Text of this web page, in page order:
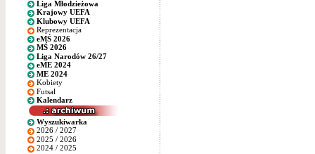
Liga Młodzieżowa
Krajowy UEFA
Klubowy UEFA
Reprezentacja
eMŚ 2026
MŚ 2026
Liga Narodów 26/27
eME 2024
ME 2024
Kobiety
Futsal
Kalendarz
Wyszukiwarka
2026 / 2027
2025 / 2026
2024 / 2025